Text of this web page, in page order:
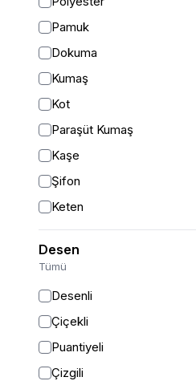
Pamuk
Dokuma
Kumaş
Kot
Paraşüt Kumaş
Kaşe
Şifon
Keten
Viskon
Saten
Desen
Tümü
Desenli
Çiçekli
Puantiyeli
Çizgili